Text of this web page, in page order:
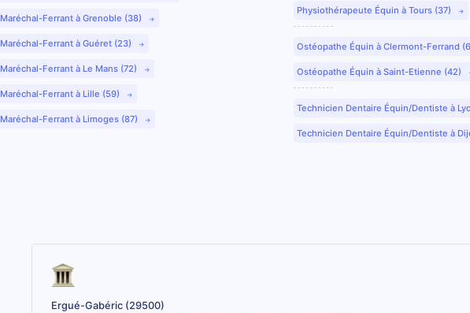
Maréchal-Ferrant à Grenoble (38)
Maréchal-Ferrant à Guéret (23)
Maréchal-Ferrant à Le Mans (72)
Maréchal-Ferrant à Lille (59)
Maréchal-Ferrant à Limoges (87)
Physiothérapeute Équin à Tours (37)
Ostéopathe Équin à Clermont-Ferrand
Ostéopathe Équin à Saint-Etienne (42)
Technicien Dentaire Équin/Dentiste à
Technicien Dentaire Équin/Dentiste à
Ergué-Gabéric (29500)